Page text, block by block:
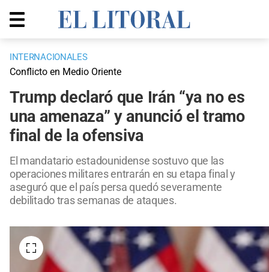
INTERNACIONALES
Conflicto en Medio Oriente
Trump declaró que Irán “ya no es
una amenaza” y anunció el tramo
final de la ofensiva
El mandatario estadounidense sostuvo que las
operaciones militares entrarán en su etapa final y
aseguró que el país persa quedó severamente
debilitado tras semanas de ataques.